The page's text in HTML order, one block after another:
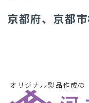
京都府、京都
オリジナル製品作成の